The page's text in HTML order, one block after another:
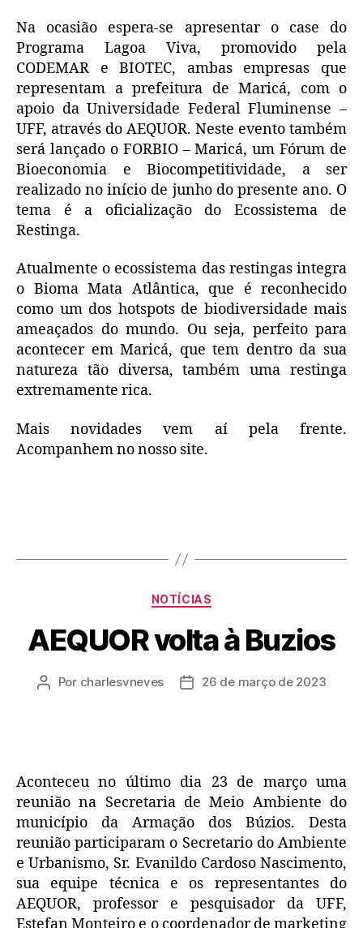
Na ocasião espera-se apresentar o case do
Programa Lagoa Viva, promovido pela
CODEMAR e BIOTEC, ambas empresas que
representam a prefeitura de Maricá, com o
apoio da Universidade Federal Fluminense –
UFF, através do AEQUOR. Neste evento também
será lançado o FORBIO – Maricá, um Fórum de
Bioeconomia e Biocompetitividade, a ser
realizado no início de junho do presente ano. O
tema é a oficialização do Ecossistema de
Restinga.
Atualmente o ecossistema das restingas integra
o Bioma Mata Atlântica, que é reconhecido
como um dos hotspots de biodiversidade mais
ameaçados do mundo. Ou seja, perfeito para
acontecer em Maricá, que tem dentro da sua
natureza tão diversa, também uma restinga
extremamente rica.
Mais novidades vem aí pela frente.
Acompanhem no nosso site.
NOTÍCIAS
AEQUOR volta à Buzios
Por charlesvneves 26 de março de 2023
Aconteceu no último dia 23 de março uma
reunião na Secretaria de Meio Ambiente do
município da Armação dos Búzios. Desta
reunião participaram o Secretario do Ambiente
e Urbanismo, Sr. Evanildo Cardoso Nascimento,
sua equipe técnica e os representantes do
AEQUOR, professor e pesquisador da UFF,
Estefan Monteiro e o coordenador de marketing